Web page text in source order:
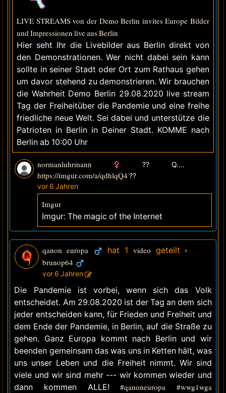
LIVE STREAMS von der Demo Berlin invites Europe Bilder
und Impressionen live aus Berlin
Hier seht Ihr die Livebilder aus Berlin direkt von
den Demonstrationen. Wer nicht dabei sein kann
sollte in seiner Stadt oder Ort zum Rathaus gehen
um davor stehend zu demonstrieren. Wir brauchen
die Wahrheit Demo Berlin 29.08.2020 live stream
Tag der Freiheitüber die Pandemie und eine freihe
friedliche neue Welt. Sei dabei und unterstütze die
Patrioten in Berlin in Deiner Stadt. KOMME nach
Berlin ab 10:00 Uhr
normanluhrmann ?? Q.DE
https://imgur.com/a/qdhlqQ4 ??
vor 6 Jahren
Imgur
Imgur: The magic of the Internet
qanon europa hat 1video geteilt
brunop64
vor 6 Jahren
Die Pandemie ist vorbei, wenn sich das Volk
entscheidet. Am 29.08.2020 ist der Tag an dem sich
jeder entscheiden kann, für Frieden und Freiheit und
dem Ende der Pandemie, in Berlin, auf die Straße zu
gehen. Ganz Europa kommt nach Berlin und wir
beenden gemeinsam das was uns in Ketten hält, was
uns unser Leben und die Freiheit nimmt. Wir sind
viele und wir sind mehr --- wir kommen wieder und
dann kommen ALLE!#qanoneuropa
#wwg1wga